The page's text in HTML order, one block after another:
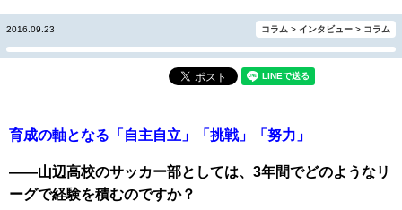
2016.09.23 コラム > インタビュー > コラム
育成の軸となる「自主自立」「挑戦」「努力」
――山辺高校のサッカー部としては、3年間でどのようなリ
ーグで経験を積むのですか？